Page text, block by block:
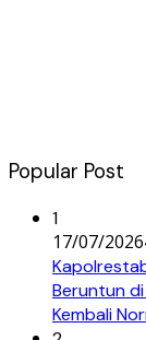
Popular Post
1
17/07/2026
Beruntun
Kembali